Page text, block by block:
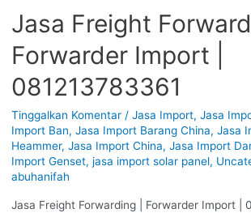
Jasa Freight
Forwarder Import |
081213783361
Tinggalkan Komentar / Jasa Import, Jasa
Import Ban, Jasa Import Barang China, Jasa
Heammer, Jasa Import China, Jasa Import
Import Genset, jasa import solar panel,
abuhanifah
Jasa Freight Forwarding | Forwarder Import |